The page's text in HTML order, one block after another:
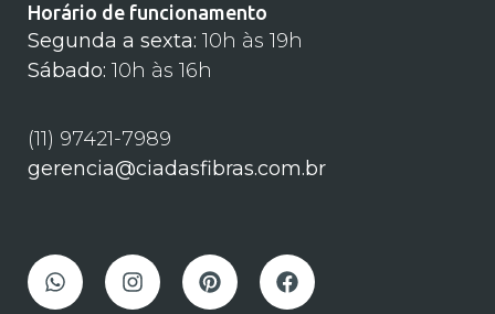
Horário de funcionamento
Segunda a sexta: 10h às 19h
Sábado: 10h às 16h
(11) 97421-7989
gerencia@ciadasfibras.com.br